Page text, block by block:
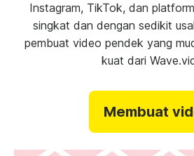
Instagram, TikTok, dan
singkat dan dengan sedikit
pembuat video pendek yang
kuat dari
Membuat